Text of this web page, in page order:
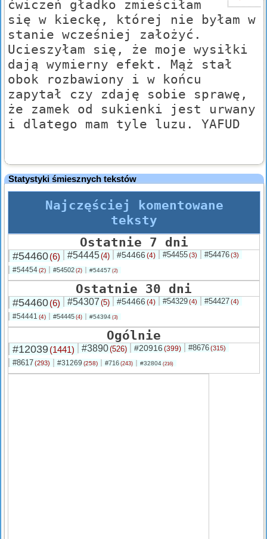
ćwiczeń gładko zmieściłam
się w kieckę, której nie byłam w
stanie wcześniej założyć.
Ucieszyłam się, że moje wysiłki
dają wymierny efekt. Mąż stał
obok rozbawiony i w końcu
zapytał czy zdaję sobie sprawę,
że zamek od sukienki jest urwany
i dlatego mam tyle luzu. YAFUD
Statystyki śmiesznych tekstów
Najczęściej komentowane
teksty
Ostatnie 7 dni
#54460(6) #54445(4) #54466 (4) #54455(3) #54476(3)
#54454(2) #54502 (2) #54457 (2)
Ostatnie 30 dni
#54460(6) #54307 (5) #54466 (4) #54329(4) #54427(4)
#54441 (4) #54445 (4) #54394 (3)
Ogólnie
#12039(1441) #3890(526) #20916 (399) #8676(315)
#8617(293) #31269 (258) #716 (243) #32804 (216)